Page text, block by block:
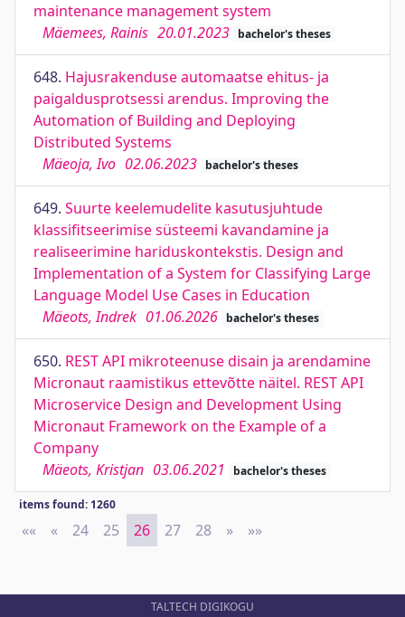
maintenance management system
Mäemees, Rainis 20.01.2023 bachelor's theses
648. Hajusrakenduse automaatse ehitus- ja
paigaldusprotsessi arendus. Improving the
Automation of Building and Deploying
Distributed Systems
Mäeoja, Ivo 02.06.2023 bachelor's theses
649. Suurte keelemudelite kasutusjuhtude
klassifitseerimise süsteemi kavandamine ja
realiseerimine hariduskontekstis. Design and
Implementation of a System for Classifying Large
Language Model Use Cases in Education
Mäeots, Indrek 01.06.2026 bachelor's theses
650. REST API mikroteenuse disain ja arendamine
Micronaut raamistikus ettevõtte näitel. REST API
Microservice Design and Development Using
Micronaut Framework on the Example of a
Company
Mäeots, Kristjan 03.06.2021 bachelor's theses
items found: 1260
«« First
« Previous
24 25 26 27 28 » Next
»»
TALTECH DIGIKOGU